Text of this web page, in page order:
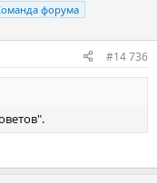
в 33 матчах во всех
игрока с
информации,
рыночная стоимость
форума
#14 736